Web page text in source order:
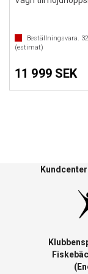
Beställningsvara. 32
(estimat)
11 999 SEK
Kundcenter